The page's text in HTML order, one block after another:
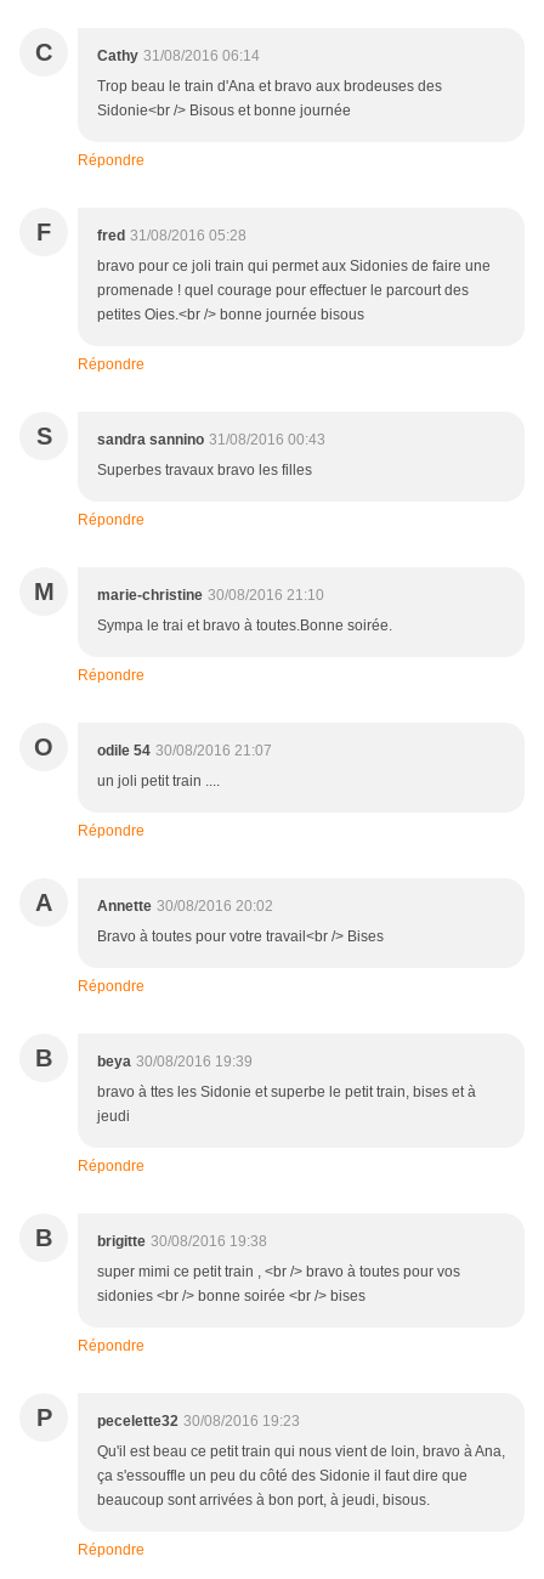
C Cathy 31/08/2016 06:14
Trop beau le train d'Ana et bravo aux brodeuses des
Sidonie<br /> Bisous et bonne journée
Répondre
F fred 31/08/2016 05:28
bravo pour ce joli train qui permet aux Sidonies de faire une
promenade ! quel courage pour effectuer le parcourt des
petites Oies.<br /> bonne journée bisous
Répondre
S sandra sannino 31/08/2016 00:43
Superbes travaux bravo les filles
Répondre
M marie-christine 30/08/2016 21:10
Sympa le trai et bravo à toutes.Bonne soirée.
Répondre
O odile 54 30/08/2016 21:07
un joli petit train ....
Répondre
A Annette 30/08/2016 20:02
Bravo à toutes pour votre travail<br /> Bises
Répondre
B beya 30/08/2016 19:39
bravo à ttes les Sidonie et superbe le petit train, bises et à
jeudi
Répondre
B brigitte 30/08/2016 19:38
super mimi ce petit train , <br /> bravo à toutes pour vos
sidonies <br /> bonne soirée <br /> bises
Répondre
P pecelette32 30/08/2016 19:23
Qu'il est beau ce petit train qui nous vient de loin, bravo à Ana,
ça s'essouffle un peu du côté des Sidonie il faut dire que
beaucoup sont arrivées à bon port, à jeudi, bisous.
Répondre